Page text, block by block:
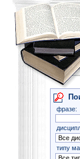
фразе:
типу